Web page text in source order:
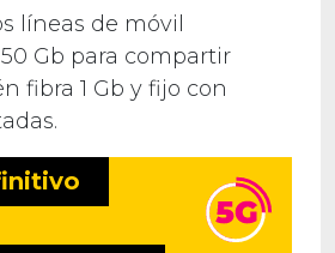
líneas de móvil
Gb para compartir
fibra 1 Gb y fijo con